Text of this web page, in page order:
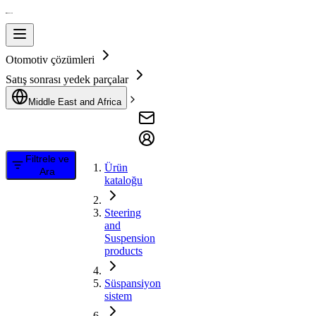
Otomotiv çözümleri
Satış sonrası yedek parçalar
Middle East and Africa
Filtrele ve
Ara
Ürün
kataloğu
Steering
and
Suspension
products
Süspansiyon
sistem